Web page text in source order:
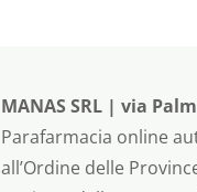
MANAS SRL | via
Parafarmacia online
all’Ordine delle